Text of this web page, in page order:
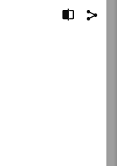
باشد.